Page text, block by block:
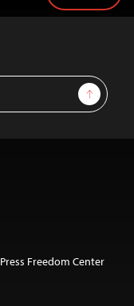
Sign Up
Freedom Center